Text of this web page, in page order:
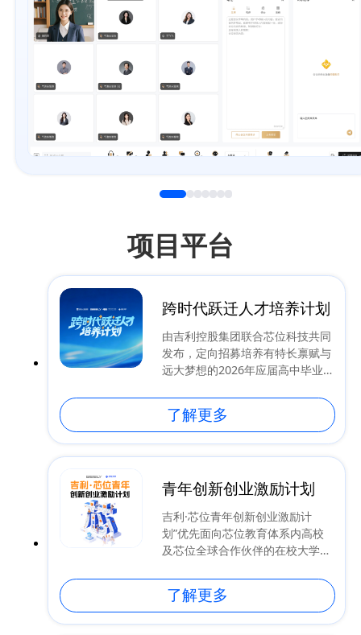
项目平台
跨时代跃迁人才培养计划
由吉利控股集团联合芯位科技共同
发布，定向招募培养有特长禀赋与
远大梦想的2026年应届高中毕业
入新能源汽车、人工智能、低空飞
行及低轨卫星四大前沿领域。让学
生在获取学历学位的同时，于真实
产业场景中形成能力。
了解更多
青年创新创业激励计划
吉利·芯位青年创新创业激励计
划”优先面向芯位教育体系内高校
及芯位全球合作伙伴的在校大学生
友。支持外部院校在校生与芯位教
育体系内在校生组队申报，鼓励跨
校跨界创新。首期将投入5000万
了解更多